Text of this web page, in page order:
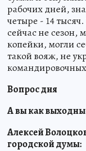
рабочих дней,
четыре - 14
сейчас не сезон,
копейки, могли
такой вояж, не
Вопрос дня
А вы как
Алексей
городской думы: